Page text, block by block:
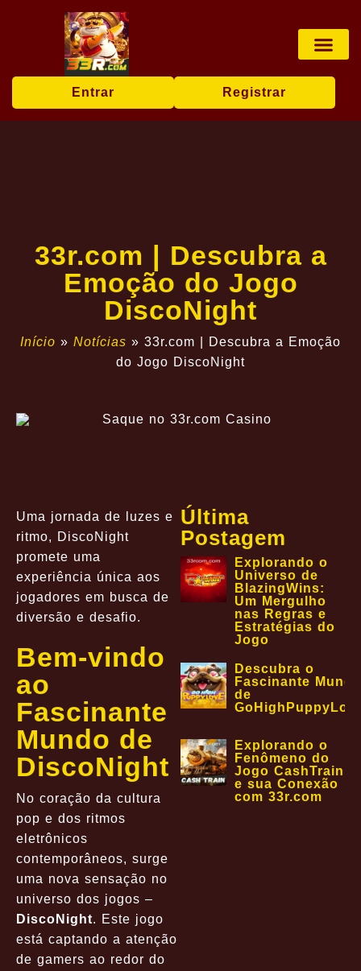
Entrar Registrar
33r.com | Descubra a
Emoção do Jogo
DiscoNight
Início » Notícias » 33r.com | Descubra a Emoção
do Jogo DiscoNight
Uma jornada de luzes e
ritmo, DiscoNight
promete uma
experiência única aos
jogadores em busca de
diversão e desafio.
Bem-vindo
ao
Fascinante
Mundo de
DiscoNight
No coração da cultura
pop e dos ritmos
eletrônicos
contemporâneos, surge
uma nova sensação no
universo dos jogos –
DiscoNight. Este jogo
está captando a atenção
de gamers ao redor do
Última
Postagem
Explorando o
Universo de
BlazingWins:
Um Mergulho
nas Regras e
Estratégias do
Jogo
Descubra o
Fascinante
de
Explorando o
Fenômeno do
Jogo CashTrain
e sua Conexão
com 33r.com